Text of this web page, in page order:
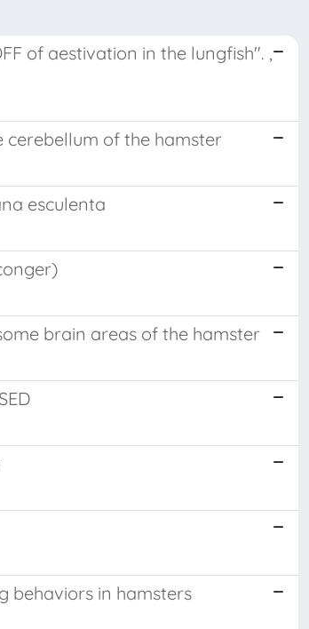
of aestivation in the lungfish". ,
of the hamster
esculenta
brain areas of the hamster
behaviors in hamsters